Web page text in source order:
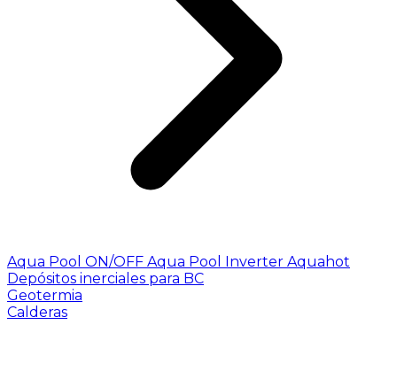
Aqua Pool ON/OFF Aqua Pool Inverter Aquahot
Depósitos inerciales para BC
Geotermia
Calderas